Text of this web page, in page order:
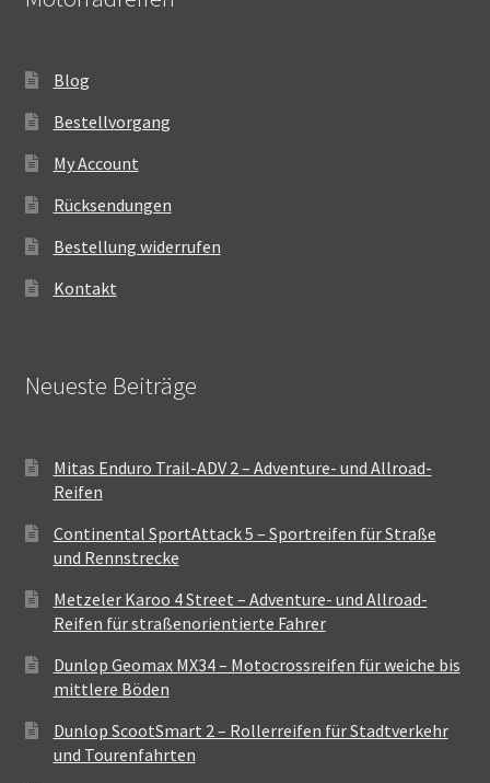
Blog
Bestellvorgang
My Account
Rücksendungen
Bestellung widerrufen
Kontakt
Neueste Beiträge
Mitas Enduro Trail-ADV 2 – Adventure- und Allroad-
Reifen
Continental SportAttack 5 – Sportreifen für Straße
und Rennstrecke
Metzeler Karoo 4 Street – Adventure- und Allroad-
Reifen für straßenorientierte Fahrer
Dunlop Geomax MX34 – Motocrossreifen für weiche bis
mittlere Böden
Dunlop ScootSmart 2 – Rollerreifen für Stadtverkehr
und Tourenfahrten